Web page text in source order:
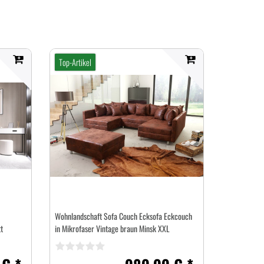
Top-Artikel
Wohnlandschaft Sofa Couch Ecksofa Eckcouch
in Mikrofaser Vintage braun Minsk XXL